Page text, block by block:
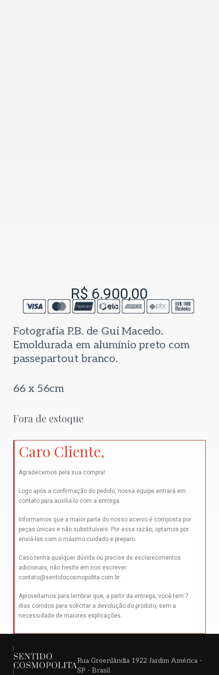
R$ 6.900,00
Fotografia P.B. de Gui Macedo.
Emoldurada em alumínio preto com
passepartout branco.
66 x 56cm
Fora de estoque
Caro Cliente,
Agradecemos pela sua compra!
Logo após a confirmação do pedido, nossa equipe entrará em
contato para auxiliá-lo com a entrega.
Informamos que a maior parte do nosso acervo é composta por
peças únicas e não substituíveis. Por essa razão, optamos por
enviá-las com o máximo cuidado e preparo.
Caso tenha qualquer dúvida ou precise de esclarecimentos
adicionais, não hesite em nos escrever:
contato@sentidocosmopolita.com.br.
Aproveitamos para lembrar que, a partir da entrega, você tem 7
dias corridos para solicitar a devolução do produto, sem a
necessidade de maiores explicações.
Rua Groenlândia 1922 Jardim América -
SP - Brasil